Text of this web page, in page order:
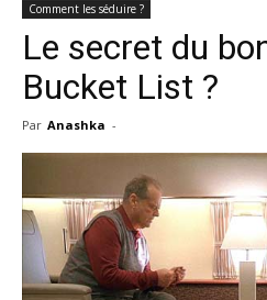
Comment les séduire ?
Le secret du
Bucket List ?
Par Anashka -